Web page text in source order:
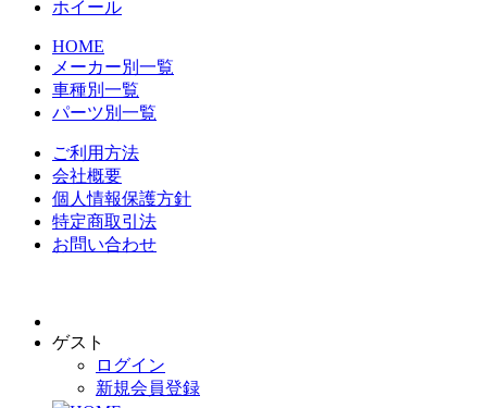
ホイール
HOME
メーカー別一覧
車種別一覧
パーツ別一覧
ご利用方法
会社概要
個人情報保護方針
特定商取引法
お問い合わせ
ゲスト
ログイン
新規会員登録